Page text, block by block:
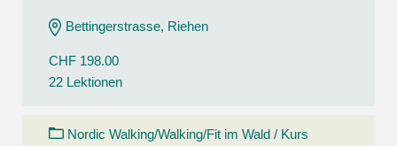
Bettingerstrasse, Riehen
CHF 198.00
22 Lektionen
Nordic Walking/Walking/Fit im Wald / Kurs